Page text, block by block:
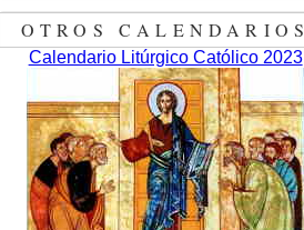
OTROS CALENDARIOS
Calendario Litúrgico Católico 2023